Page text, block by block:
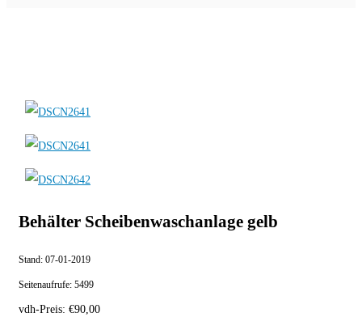
Behälter Scheibenwaschanlage gelb
Stand: 07-01-2019
Seitenaufrufe: 5499
vdh-Preis: €90,00